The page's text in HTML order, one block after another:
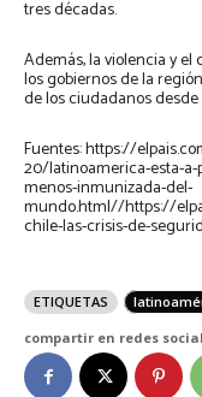
tres décadas.
Además, la violencia y
los gobiernos de la
de los ciudadanos desde
Fuentes: https://
20/latinoamerica-esta-
menos-inmunizada-del-
mundo.html//https://
chile-las-crisis-de-
ETIQUETAS
compartir en redes